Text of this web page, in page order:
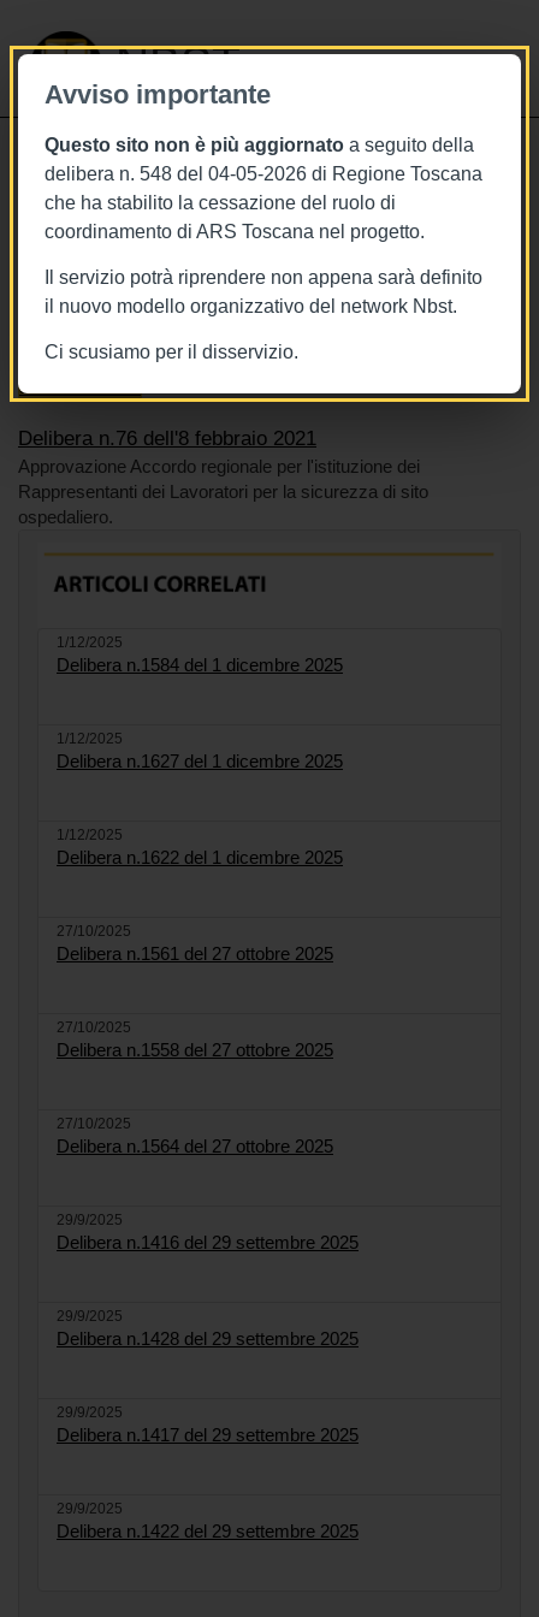
Avviso importante
Questo sito non è più aggiornato a seguito della
delibera n. 548 del 04-05-2026 di Regione Toscana
che ha stabilito la cessazione del ruolo di
coordinamento di ARS Toscana nel progetto.
Il servizio potrà riprendere non appena sarà definito
il nuovo modello organizzativo del network Nbst.
Ci scusiamo per il disservizio.
NBST
Delibera n.76 dell'8 febbraio 2021
Tags Toscana
BURT Bollettino della regione toscana
Sistema sanitario
Delibera n.76 dell'8 febbraio 2021
Approvazione Accordo regionale per l'istituzione dei
Rappresentanti dei Lavoratori per la sicurezza di sito
ospedaliero.
1/12/2025
Delibera n.1584 del 1 dicembre 2025
1/12/2025
Delibera n.1627 del 1 dicembre 2025
1/12/2025
Delibera n.1622 del 1 dicembre 2025
27/10/2025
Delibera n.1561 del 27 ottobre 2025
27/10/2025
Delibera n.1558 del 27 ottobre 2025
27/10/2025
Delibera n.1564 del 27 ottobre 2025
29/9/2025
Delibera n.1416 del 29 settembre 2025
29/9/2025
Delibera n.1428 del 29 settembre 2025
29/9/2025
Delibera n.1417 del 29 settembre 2025
29/9/2025
Delibera n.1422 del 29 settembre 2025